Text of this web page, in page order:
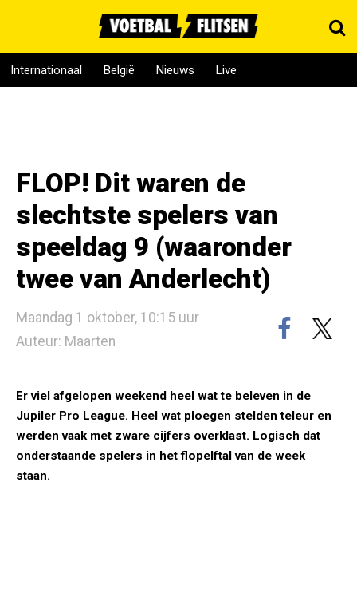
Internationaal België Nieuws Live
FLOP! Dit waren de
slechtste spelers van
speeldag 9 (waaronder
twee van Anderlecht)
Maandag 1 oktober, 10:15 uur
Auteur: Maarten
Er viel afgelopen weekend heel wat te beleven in de
Jupiler Pro League. Heel wat ploegen stelden teleur en
werden vaak met zware cijfers overklast. Logisch dat
onderstaande spelers in het flopelftal van de week
staan.